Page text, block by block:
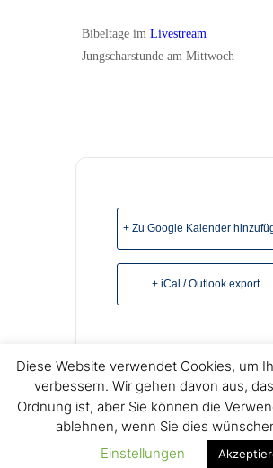
Bibeltage im Livestream
Jungscharstunde am Mittwoch
+ Zu Google Kalender
+ iCal / Outlook export
© Copyright 2022 Freikirchliche
Impressum
Datenschutz
Diese Website verwendet Cookies, um
verbessern. Wir gehen davon aus,
Ordnung ist, aber Sie können die
ablehnen, wenn Sie dies
Einstellungen